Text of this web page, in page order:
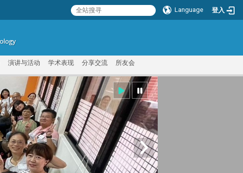
Language 登入
演讲与活动 学术表现 分享交流 所友会